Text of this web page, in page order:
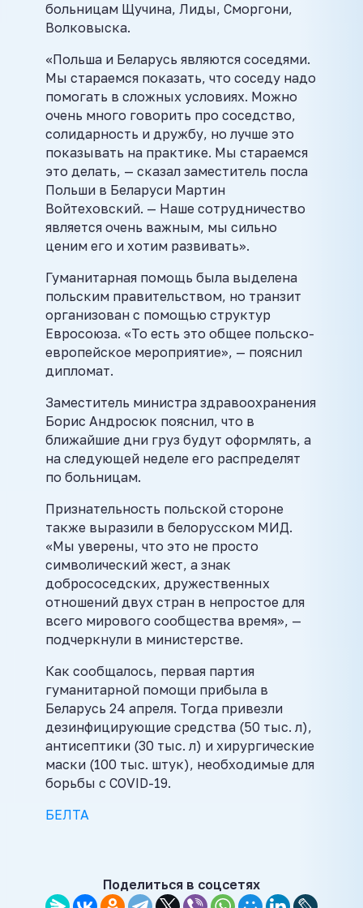
больницам Щучина, Лиды, Сморгони,
Волковыска.
«Польша и Беларусь являются соседями.
Мы стараемся показать, что соседу надо
помогать в сложных условиях. Можно
очень много говорить про соседство,
солидарность и дружбу, но лучше это
показывать на практике. Мы стараемся
это делать, — сказал заместитель посла
Польши в Беларуси Мартин
Войтеховский. — Наше сотрудничество
является очень важным, мы сильно
ценим его и хотим развивать».
Гуманитарная помощь была выделена
польским правительством, но транзит
организован с помощью структур
Евросоюза. «То есть это общее польско-
европейское мероприятие», — пояснил
дипломат.
Заместитель министра здравоохранения
Борис Андросюк пояснил, что в
ближайшие дни груз будут оформлять, а
на следующей неделе его распределят
по больницам.
Признательность польской стороне
также выразили в белорусском МИД.
«Мы уверены, что это не просто
символический жест, а знак
добрососедских, дружественных
отношений двух стран в непростое для
всего мирового сообщества время», —
подчеркнули в министерстве.
Как сообщалось, первая партия
гуманитарной помощи прибыла в
Беларусь 24 апреля. Тогда привезли
дезинфицирующие средства (50 тыс. л),
антисептики (30 тыс. л) и хирургические
маски (100 тыс. штук), необходимые для
борьбы с COVID-19.
БЕЛТА
Поделиться в соцсетях